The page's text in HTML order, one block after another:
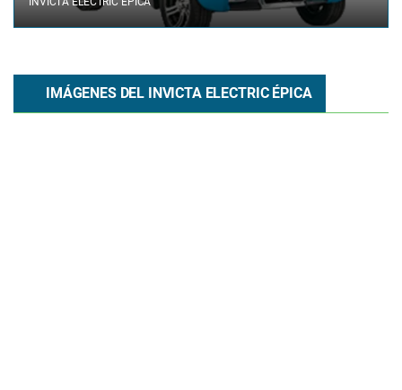
IMÁGENES DEL INVICTA ELECTRIC ÉPICA